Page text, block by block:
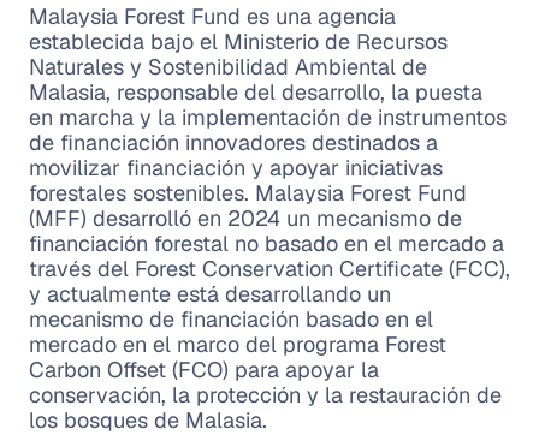
Malaysia Forest Fund es una agencia
establecida bajo el Ministerio de Recursos
Naturales y Sostenibilidad Ambiental de
Malasia, responsable del desarrollo, la puesta
en marcha y la implementación de instrumentos
de financiación innovadores destinados a
movilizar financiación y apoyar iniciativas
forestales sostenibles. Malaysia Forest Fund
(MFF) desarrolló en 2024 un mecanismo de
financiación forestal no basado en el mercado a
través del Forest Conservation Certificate (FCC),
y actualmente está desarrollando un
mecanismo de financiación basado en el
mercado en el marco del programa Forest
Carbon Offset (FCO) para apoyar la
conservación, la protección y la restauración de
los bosques de Malasia.